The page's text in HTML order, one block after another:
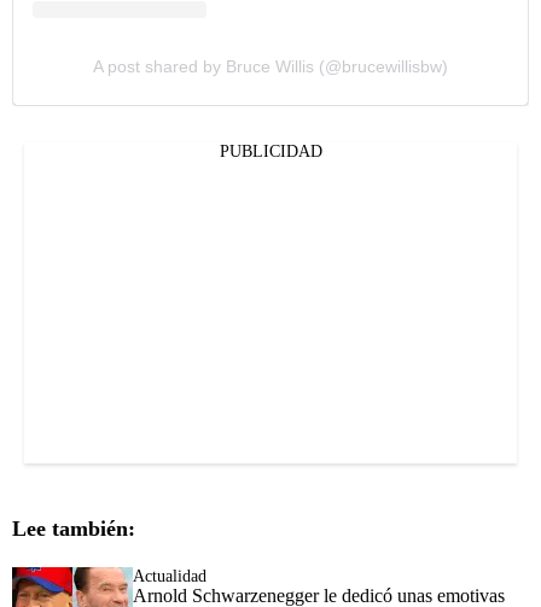
A post shared by Bruce Willis (@brucewillisbw)
PUBLICIDAD
Lee también:
Actualidad
Arnold Schwarzenegger le dedicó unas emotivas